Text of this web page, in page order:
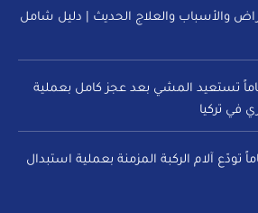
والأسباب والعلاج الحديث | دليل شامل
نجاح: مريضة 50 عاماً تستعيد المشي بعد عجز كامل بعملية
في تركيا
نجاح: مريضة 75 عاماً تودّع آلام الركبة المزمنة بعملية استبدال